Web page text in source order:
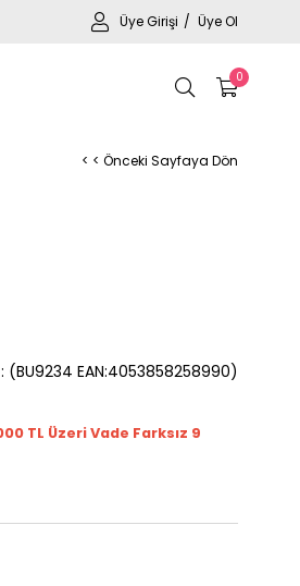
Üye Girişi Üye Ol
0
< < Önceki Sayfaya Dön
(BU9234 EAN:4053858258990)
TL Üzeri Vade Farksız 9